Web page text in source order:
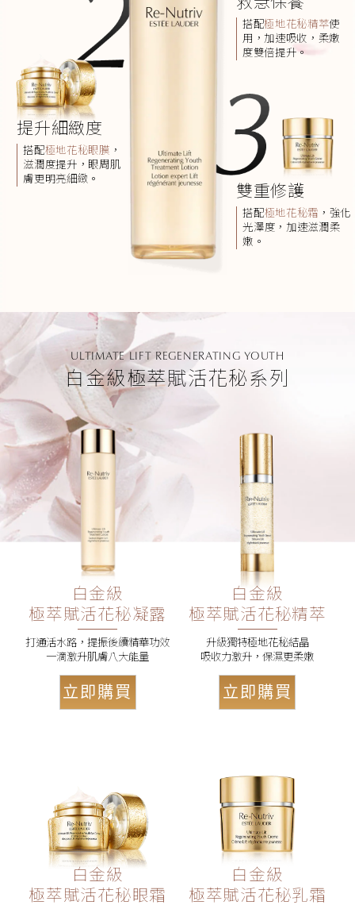
搭配極地花秘精萃使
用，加速吸收，柔嫩
度雙倍提升。
提升細緻度
搭配極地花秘眼膜 ，
滋潤度提升，眼周肌
膚更明亮細緻。
雙重修護
搭配極地花秘霜 ，強化
光澤度，加速滋潤柔
嫩。
ULTIMATE LIFT REGENERATING YOUTH
白金級極萃賦活花秘系列
白金級
極萃賦活花秘凝露
打通活水路，提振後續精華功效
一滴激升肌膚八大能量
立即購買
白金級
極萃賦活花秘精萃
升級獨特極地花秘結晶
吸收力激升，保濕更柔嫩
立即購買
白金級
極萃賦活花秘眼霜
白金級
極萃賦活花秘乳霜